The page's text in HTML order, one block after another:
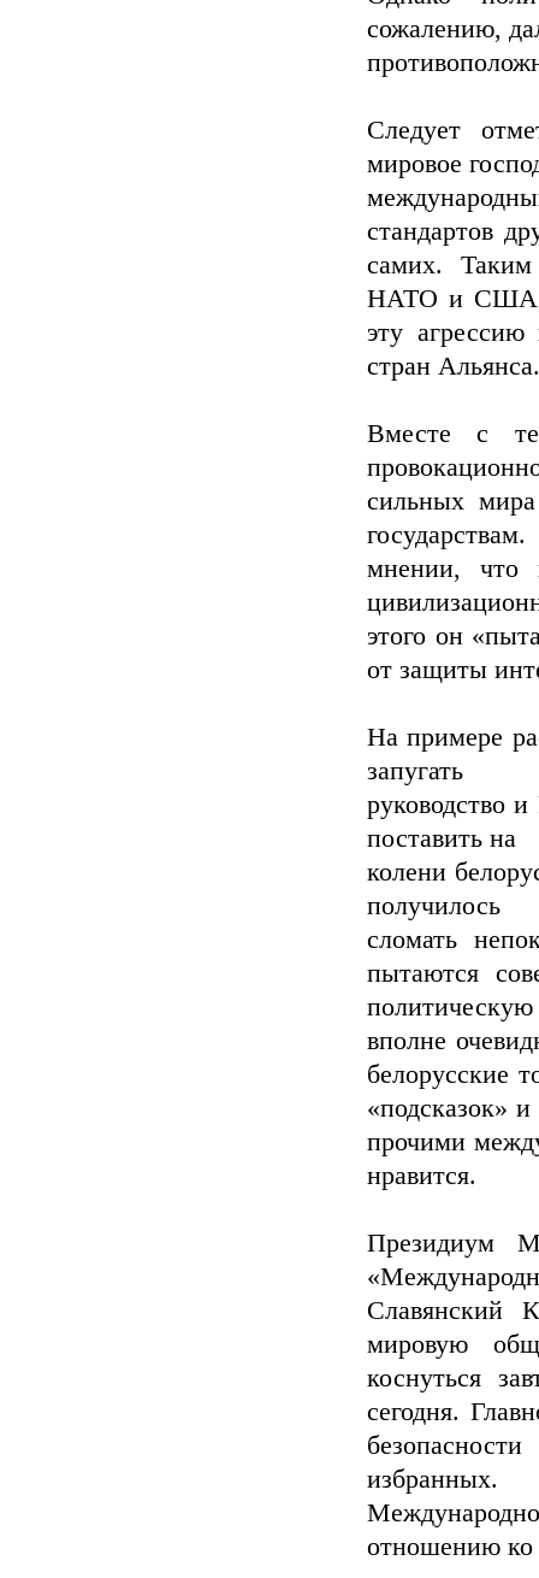
сожалению,
Следует
мировое
стандартов
самих. Таким
НАТО и США, а
эту
стран Альянса.
Вместе с
сильных
мнении, что
этого он
от защиты
На примере
запугать
руководство
поставить на
колени
получилось
сломать
пытаются
вполне
белорусские
«подсказок»
прочими
нравится.
Президиум
Славянский
мировую
коснуться
сегодня.
избранных.
отношению ко